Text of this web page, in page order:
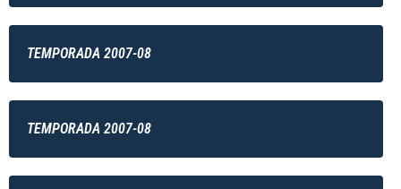
TEMPORADA 2007-08
TEMPORADA 2007-08